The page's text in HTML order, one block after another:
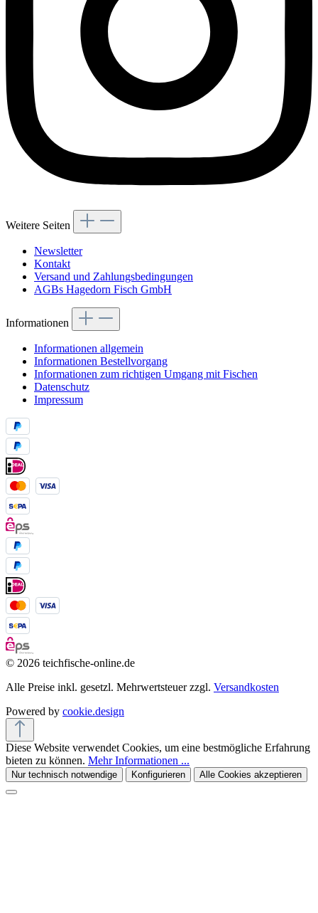
Weitere Seiten
Newsletter
Kontakt
Versand und Zahlungsbedingungen
AGBs Hagedorn Fisch GmbH
Informationen
Informationen allgemein
Informationen Bestellvorgang
Informationen zum richtigen Umgang mit Fischen
Datenschutz
Impressum
© 2026 teichfische-online.de
Alle Preise inkl. gesetzl. Mehrwertsteuer zzgl. Versandkosten
Powered by cookie.design
Diese Website verwendet Cookies, um eine bestmögliche Erfahrung
bieten zu können. Mehr Informationen ...
Nur technisch notwendige Konfigurieren Alle Cookies akzeptieren